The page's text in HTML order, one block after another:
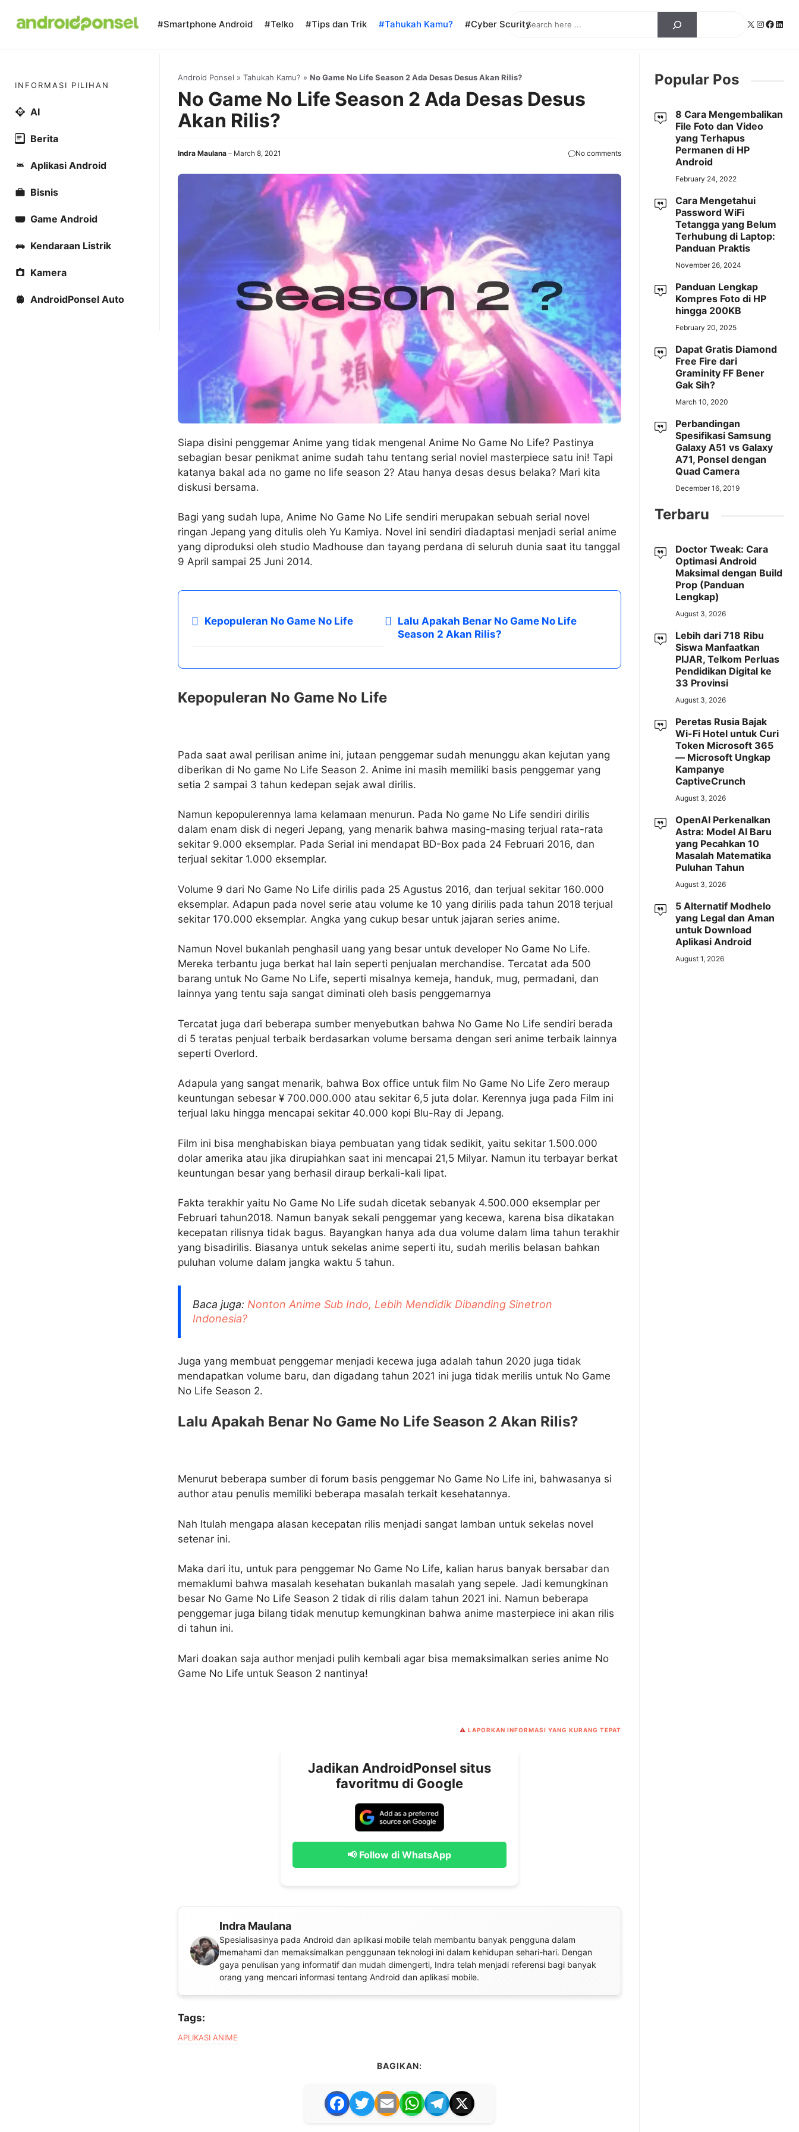
Search X Instagram
#Smartphone Android #Telko #Tips dan Trik #Tahukah Kamu? #Cyber Scurity
Android Ponsel » Tahukah Kamu? » No Game No Life Season 2 Ada Desas Desus Akan Rilis?
No Game No Life Season 2 Ada Desas Desus
Akan Rilis?
Indra Maulana March 8, 2021 No comments
Siapa disini penggemar Anime yang tidak mengenal Anime No Game No Life? Pastinya
sebagian besar penikmat anime sudah tahu tentang serial noviel masterpiece satu ini! Tapi
katanya bakal ada no game no life season 2? Atau hanya desas desus belaka? Mari kita
diskusi bersama.
Bagi yang sudah lupa, Anime No Game No Life sendiri merupakan sebuah serial novel
ringan Jepang yang ditulis oleh Yu Kamiya. Novel ini sendiri diadaptasi menjadi serial anime
yang diproduksi oleh studio Madhouse dan tayang perdana di seluruh dunia saat itu tanggal
9 April sampai 25 Juni 2014.
Kepopuleran No Game No Life
Lalu Apakah Benar No Game No Life
Season 2 Akan Rilis?
Kepopuleran No Game No Life
Pada saat awal perilisan anime ini, jutaan penggemar sudah menunggu akan kejutan yang
diberikan di No game No Life Season 2. Anime ini masih memiliki basis penggemar yang
setia 2 sampai 3 tahun kedepan sejak awal dirilis.
Namun kepopulerennya lama kelamaan menurun. Pada No game No Life sendiri dirilis
dalam enam disk di negeri Jepang, yang menarik bahwa masing-masing terjual rata-rata
sekitar 9.000 eksemplar. Pada Serial ini mendapat BD-Box pada 24 Februari 2016, dan
terjual sekitar 1.000 eksemplar.
Volume 9 dari No Game No Life dirilis pada 25 Agustus 2016, dan terjual sekitar 160.000
eksemplar. Adapun pada novel serie atau volume ke 10 yang dirilis pada tahun 2018 terjual
sekitar 170.000 eksemplar. Angka yang cukup besar untuk jajaran series anime.
Namun Novel bukanlah penghasil uang yang besar untuk developer No Game No Life.
Mereka terbantu juga berkat hal lain seperti penjualan merchandise. Tercatat ada 500
barang untuk No Game No Life, seperti misalnya kemeja, handuk, mug, permadani, dan
lainnya yang tentu saja sangat diminati oleh basis penggemarnya
Tercatat juga dari beberapa sumber menyebutkan bahwa No Game No Life sendiri berada
di 5 teratas penjual terbaik berdasarkan volume bersama dengan seri anime terbaik lainnya
seperti Overlord.
Adapula yang sangat menarik, bahwa Box office untuk film No Game No Life Zero meraup
keuntungan sebesar ¥ 700.000.000 atau sekitar 6,5 juta dolar. Kerennya juga pada Film ini
terjual laku hingga mencapai sekitar 40.000 kopi Blu-Ray di Jepang.
Film ini bisa menghabiskan biaya pembuatan yang tidak sedikit, yaitu sekitar 1.500.000
dolar amerika atau jika dirupiahkan saat ini mencapai 21,5 Milyar. Namun itu terbayar berkat
keuntungan besar yang berhasil diraup berkali-kali lipat.
Fakta terakhir yaitu No Game No Life sudah dicetak sebanyak 4.500.000 eksemplar per
Februari tahun2018. Namun banyak sekali penggemar yang kecewa, karena bisa dikatakan
kecepatan rilisnya tidak bagus. Bayangkan hanya ada dua volume dalam lima tahun terakhir
yang bisadirilis. Biasanya untuk sekelas anime seperti itu, sudah merilis belasan bahkan
puluhan volume dalam jangka waktu 5 tahun.
Baca juga: Nonton Anime Sub Indo, Lebih Mendidik Dibanding Sinetron
Indonesia?
Juga yang membuat penggemar menjadi kecewa juga adalah tahun 2020 juga tidak
mendapatkan volume baru, dan digadang tahun 2021 ini juga tidak merilis untuk No Game
No Life Season 2.
Lalu Apakah Benar No Game No Life Season 2 Akan Rilis?
Menurut beberapa sumber di forum basis penggemar No Game No Life ini, bahwasanya si
author atau penulis memiliki beberapa masalah terkait kesehatannya.
Nah Itulah mengapa alasan kecepatan rilis menjadi sangat lamban untuk sekelas novel
setenar ini.
Maka dari itu, untuk para penggemar No Game No Life, kalian harus banyak bersabar dan
memaklumi bahwa masalah kesehatan bukanlah masalah yang sepele. Jadi kemungkinan
besar No Game No Life Season 2 tidak di rilis dalam tahun 2021 ini. Namun beberapa
penggemar juga bilang tidak menutup kemungkinan bahwa anime masterpiece ini akan rilis
di tahun ini.
Mari doakan saja author menjadi pulih kembali agar bisa memaksimalkan series anime No
Game No Life untuk Season 2 nantinya!
⚠️ LAPORKAN INFORMASI YANG KURANG TEPAT
Jadikan AndroidPonsel situs
favoritmu di Google
📢 Follow di WhatsApp
Indra Maulana
Spesialisasinya pada Android dan aplikasi mobile telah membantu banyak pengguna dalam
memahami dan memaksimalkan penggunaan teknologi ini dalam kehidupan sehari-hari. Dengan
gaya penulisan yang informatif dan mudah dimengerti, Indra telah menjadi referensi bagi banyak
orang yang mencari informasi tentang Android dan aplikasi mobile.
Tags:
APLIKASI ANIME
BAGIKAN:
F
a
T
w
E
m
W
h
T
el
X
INFORMASI PILIHAN
AI
Berita
Aplikasi Android
Bisnis
Game Android
Kendaraan Listrik
Kamera
AndroidPonsel Auto
Popular Pos
8 Cara Mengembalikan
File Foto dan Video
yang Terhapus
Permanen di HP
Android
February 24, 2022
Cara Mengetahui
Password WiFi
Tetangga yang Belum
Terhubung di Laptop:
Panduan Praktis
November 26, 2024
Panduan Lengkap
Kompres Foto di HP
hingga 200KB
February 20, 2025
Dapat Gratis Diamond
Free Fire dari
Graminity FF Bener
Gak Sih?
March 10, 2020
Perbandingan
Spesifikasi Samsung
Galaxy A51 vs Galaxy
A71, Ponsel dengan
Quad Camera
December 16, 2019
Terbaru
Doctor Tweak: Cara
Optimasi Android
Maksimal dengan Build
Prop (Panduan
Lengkap)
August 3, 2026
Lebih dari 718 Ribu
Siswa Manfaatkan
PIJAR, Telkom Perluas
Pendidikan Digital ke
33 Provinsi
August 3, 2026
Peretas Rusia Bajak
Wi-Fi Hotel untuk Curi
Token Microsoft 365
— Microsoft Ungkap
Kampanye
CaptiveCrunch
August 3, 2026
OpenAI Perkenalkan
Astra: Model AI Baru
yang Pecahkan 10
Masalah Matematika
Puluhan Tahun
August 3, 2026
5 Alternatif Modhelo
yang Legal dan Aman
untuk Download
Aplikasi Android
August 1, 2026